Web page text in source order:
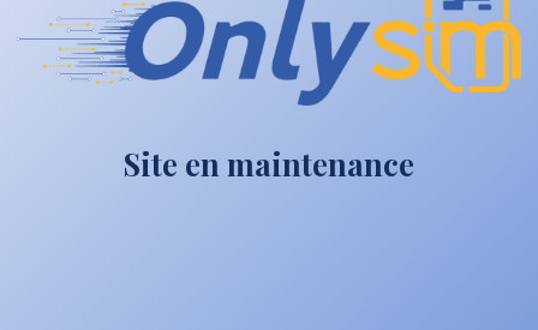
Site en maintenance